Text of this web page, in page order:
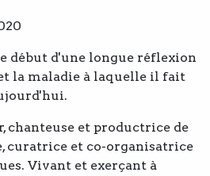
début d'une longue réflexion
la maladie à laquelle il fait
chanteuse et productrice de
curatrice et co-organisatrice
Vivant et exerçant à